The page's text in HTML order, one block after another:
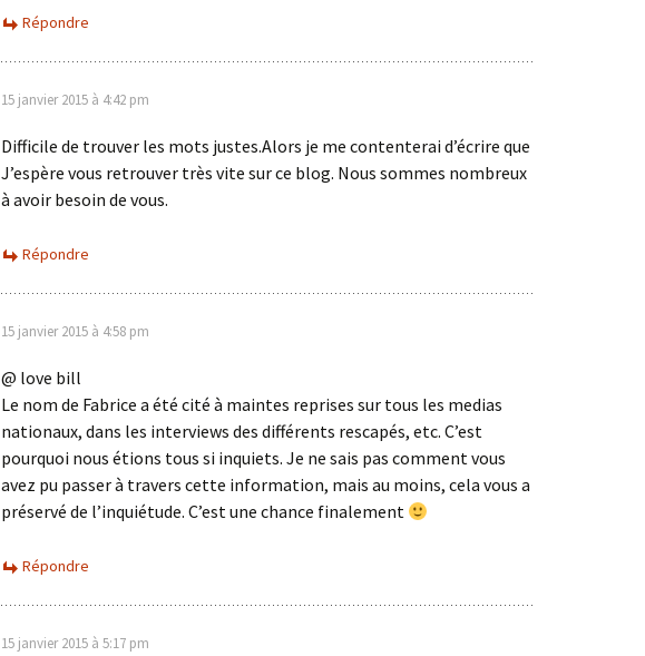
Répondre
15 janvier 2015 à 4:42 pm
Difficile de trouver les mots justes.Alors je me contenterai d’écrire que
J’espère vous retrouver très vite sur ce blog. Nous sommes nombreux
à avoir besoin de vous.
Répondre
15 janvier 2015 à 4:58 pm
@ love bill
Le nom de Fabrice a été cité à maintes reprises sur tous les medias
nationaux, dans les interviews des différents rescapés, etc. C’est
pourquoi nous étions tous si inquiets. Je ne sais pas comment vous
avez pu passer à travers cette information, mais au moins, cela vous a
préservé de l’inquiétude. C’est une chance finalement
Répondre
15 janvier 2015 à 5:17 pm